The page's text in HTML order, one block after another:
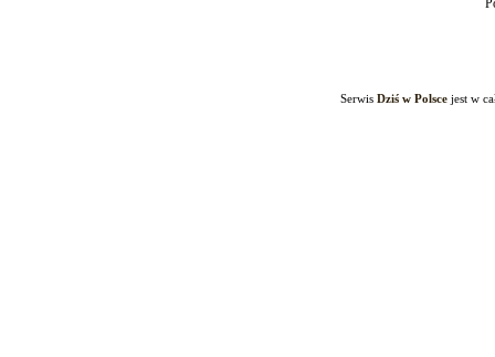
Serwis Dziś w Polscejest w